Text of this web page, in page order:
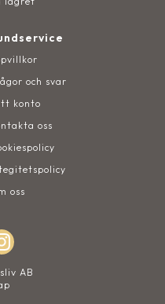
och svar
konto
oss
oss
AB